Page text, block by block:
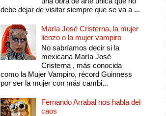
debe dejar de visitar siempre que se va a ...
María José Cristerna, la mujer
lienzo o la mujer vampiro
No sabríamos decir si la
mexicana María José
Cristerna , más conocida
como la Mujer Vampiro, récord Guinness
por ser la mujer con más cambi...
Fernando Arrabal nos habla del
caos